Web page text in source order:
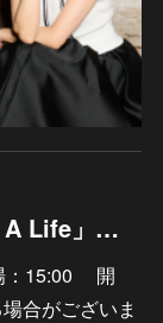
9/5【ソロライブツアー】「Sing A Life」新潟 長岡市立劇場 大ホール
：15:00 開
合がございま